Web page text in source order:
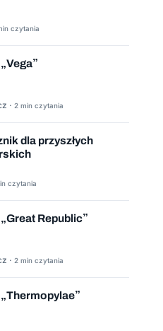
czytania
· 2 min czytania
dla przyszłych
czytania
Republic”
· 2 min czytania